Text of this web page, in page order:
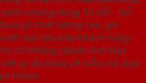
những dòng Tủ Gỗ – Gỗ
gỗ chất lượng cao, giá
mọi nhu cầu khách hàng.
có những chính sách bán
sự đa dạng về mẫu mã, loại
thành.